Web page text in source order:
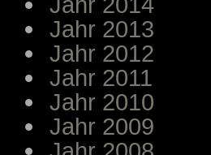
Jahr 2013
Jahr 2012
Jahr 2011
Jahr 2010
Jahr 2009